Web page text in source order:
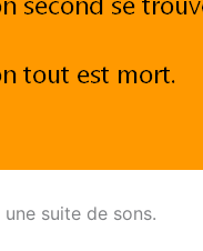
suite de sons.